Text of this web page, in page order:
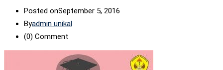
Posted onSeptember 5, 2016
Byadmin unikal
(0) Comment